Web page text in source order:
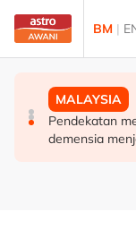
Skip to main content
BM |
DUNIA
Kebakaran
sokongan
DUNIA
Jerman
kepada
MALAYSIA
Pendekatan
demensia